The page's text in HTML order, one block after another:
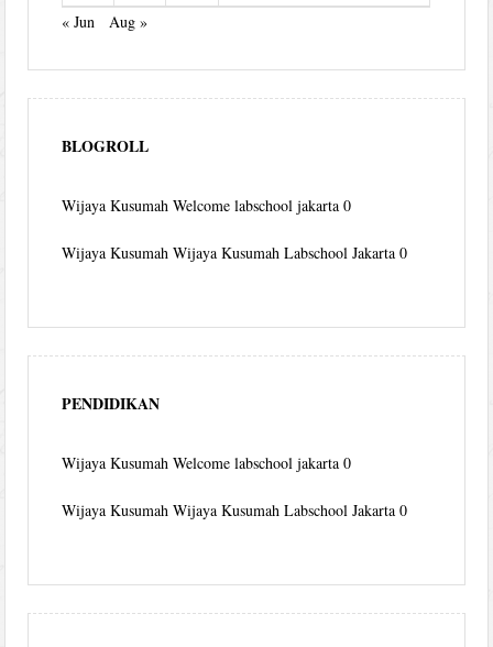
« Jun
Aug »
BLOGROLL
Wijaya Kusumah Welcome labschool jakarta 0
Wijaya Kusumah Wijaya Kusumah Labschool Jakarta 0
PENDIDIKAN
Wijaya Kusumah Welcome labschool jakarta 0
Wijaya Kusumah Wijaya Kusumah Labschool Jakarta 0